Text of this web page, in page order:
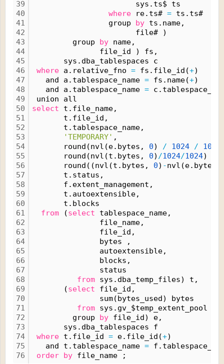
39
40
41
42
43
44
45
46
47
48
49
50
51
52
53
54
55
56
57
58
59
60
61
62
63
64
65
66
67
68
69
70
71
72
73
74
75
76
sys.ts$ ts
where re.ts# = ts.ts#
group by ts.name,
file# )
group by name,
file_id ) fs,
sys.dba_tablespaces c
where a.relative_fno = fs.file_id(+)
and a.tablespace_name = fs.name(+)
and a.tablespace_name =
union all
select t.file_name,
t.file_id,
t.tablespace_name,
'TEMPORARY' ,
round(nvl(e.bytes, 0) / 1024 /
1024
round(nvl(t.bytes, 0) /1024/1024)
round((nvl(t.bytes, 0) -
t.status,
f.extent_management,
t.autoextensible,
t.blocks
from (select tablespace_name,
file_name,
file_id,
bytes ,
autoextensible,
blocks,
status
from sys.dba_temp_files) t,
(select file_id,
sum(bytes_used) bytes
from sys.gv_$temp_extent_pool
group by file_id) e,
sys.dba_tablespaces f
where t.file_id = e.file_id(+)
and t.tablespace_name =
order by file_name ;